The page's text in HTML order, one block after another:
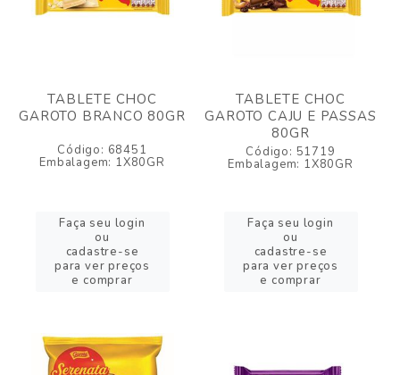
TABLETE CHOC
GAROTO BRANCO 80GR
Código: 68451
Embalagem: 1X80GR
Faça seu login
ou
cadastre-se
para ver preços
e comprar
TABLETE CHOC
GAROTO CAJU E PASSAS
80GR
Código: 51719
Embalagem: 1X80GR
Faça seu login
ou
cadastre-se
para ver preços
e comprar